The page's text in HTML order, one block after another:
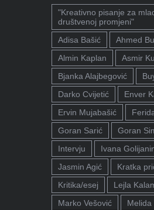
"Kreativno pisanje za
društvenoj promjeni"
Adisa Bašić
Ahmed
Almin Kaplan
Asmir
Bjanka Alajbegović
Darko Cvijetić
Enver
Ervin Mujabašić
Goran Sarić
Goran
Intervju
Ivana
Jasmin Agić
Kratka
Kritika/esej
Lejla
Marko Vešović
Melida